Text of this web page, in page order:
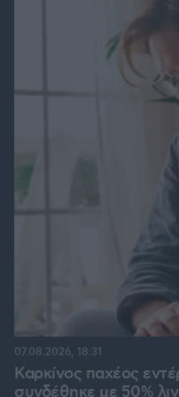
Καρκίνος παχέος
συνδέθηκε με 50%
07.08.2026, 18:31